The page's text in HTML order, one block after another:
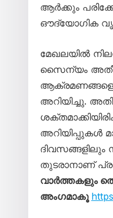
ആർക്കും
ഔദ്യോഗിക
മേഖലയിൽ
സൈന്യം
അറിയിച്ചു.
അറിയിപ്പുകൾ
തുടരാനാണ്
വാർത്തകളും
അംഗമാകൂ